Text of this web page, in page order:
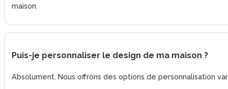
maison.
Puis-je personnaliser le design de ma maison ?
Absolument. Nous offrons des options de personnalisation